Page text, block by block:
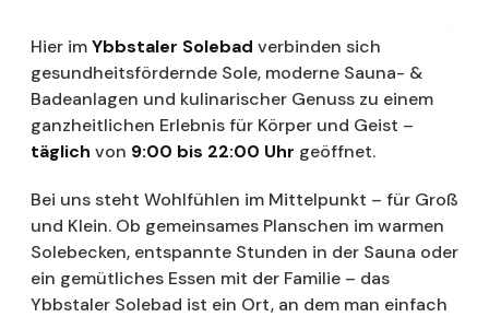
Hier imYbbstaler Solebad verbinden sich
gesundheitsfördernde Sole, moderne Sauna- &
Badeanlagen und kulinarischer Genuss zu einem
ganzheitlichen Erlebnis für Körper und Geist –
täglich von 9:00 bis 22:00 Uhr geöffnet.
Bei uns steht Wohlfühlen im Mittelpunkt – für Groß
und Klein. Ob gemeinsames Planschen im warmen
Solebecken, entspannte Stunden in der Sauna oder
ein gemütliches Essen mit der Familie – das
Ybbstaler Solebad ist ein Ort, an dem man einfach